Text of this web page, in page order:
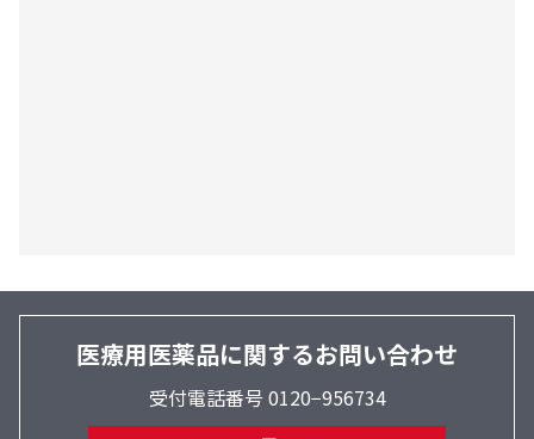
医療用医薬品に関するお問い合わせ
受付電話番号 0120−956734